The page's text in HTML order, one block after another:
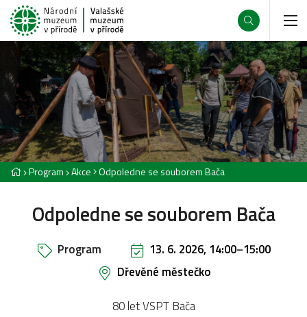
Program Akce Odpoledne se souborem Bača
Odpoledne se souborem Bača
Program 13. 6. 2026, 14:00–15:00
Dřevěné městečko
80 let VSPT Bača